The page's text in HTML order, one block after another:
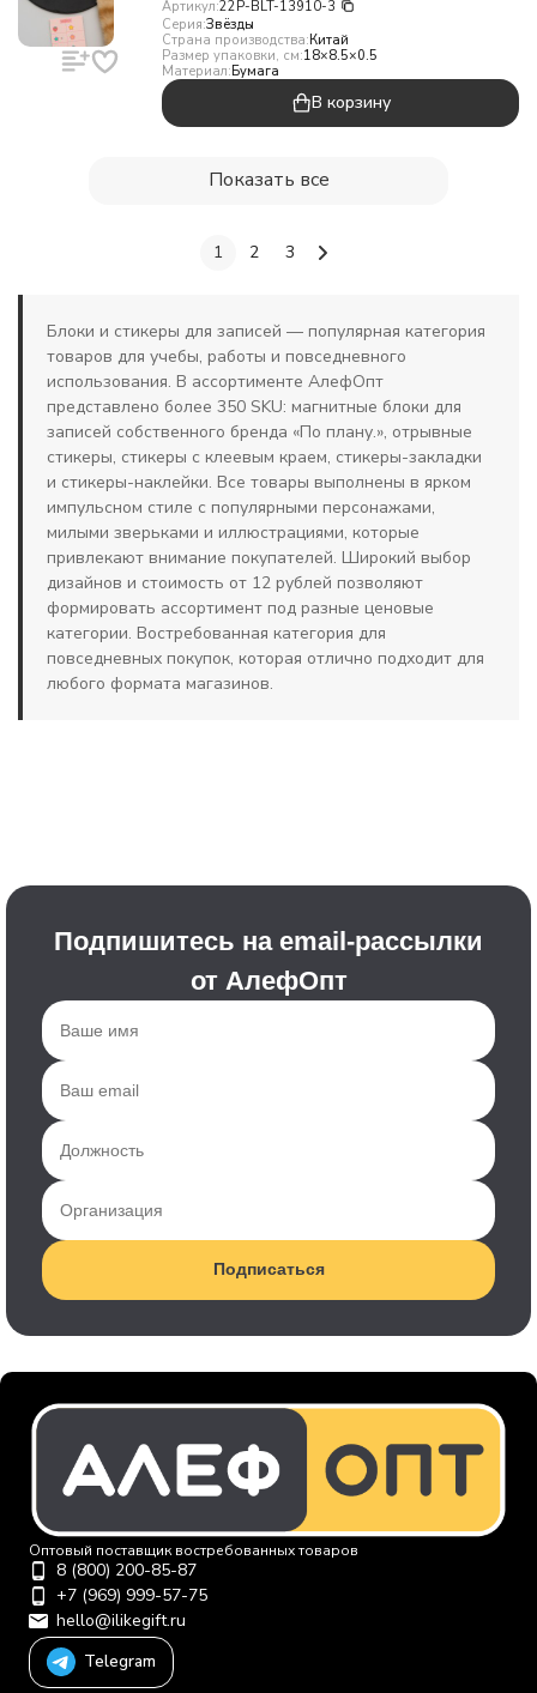
Артикул:22P-BLT-13910-3
Серия:Звёзды
Страна производства:Китай
Размер упаковки, см:18×8.5×0.5
Материал:Бумага
В корзину
Показать все
1 2 3
Блоки и стикеры для записей — популярная категория
товаров для учебы, работы и повседневного
использования. В ассортименте АлефОпт
представлено более 350 SKU: магнитные блоки для
записей собственного бренда «По плану.», отрывные
стикеры, стикеры с клеевым краем, стикеры-закладки
и стикеры-наклейки. Все товары выполнены в ярком
импульсном стиле с популярными персонажами,
милыми зверьками и иллюстрациями, которые
привлекают внимание покупателей. Широкий выбор
дизайнов и стоимость от 12 рублей позволяют
формировать ассортимент под разные ценовые
категории. Востребованная категория для
повседневных покупок, которая отлично подходит для
любого формата магазинов.
Подпишитесь на email-рассылки
от АлефОпт
Подписаться
Оптовый поставщик востребованных товаров
8 (800) 200-85-87
+7 (969) 999-57-75
hello@ilikegift.ru
Telegram